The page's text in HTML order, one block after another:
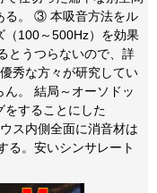
る。 ③ 本吸音方法をル
（100～500Hz）を効果
とうつらないので、詳
秀な方々が研究してい
。 結局～オーソドッ
をすることにした
ス内側全面に消音材は
る。安いシンサレート